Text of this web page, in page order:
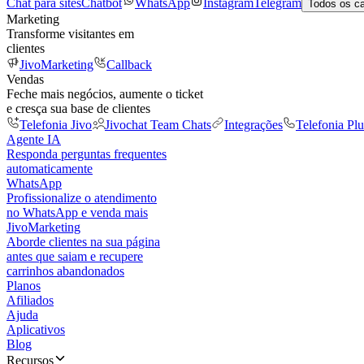
Chat para sitesChatbot WhatsApp InstagramTelegram Todos os
Marketing
Transforme visitantes em
clientes
JivoMarketing
Callback
Vendas
Feche mais negócios, aumente o ticket
e cresça sua base de clientes
Telefonia Jivo
Jivochat Team Chats Integrações Telefonia
Agente IA
Responda perguntas frequentes
automaticamente
WhatsApp
Profissionalize o atendimento
no WhatsApp e venda mais
JivoMarketing
Aborde clientes na sua página
antes que saiam e recupere
carrinhos abandonados
Planos
Afiliados
Ajuda
Aplicativos
Blog
Recursos